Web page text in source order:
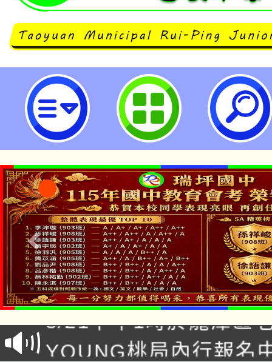
原住民族語言臺北學習中心112學
類型學習班」招生-桃園市立瑞坪
「本色祭」8/29、30在
場熱烈登場!
8/21下午1時於龍潭區
徵才活動。
YOUNG桃局內行報名